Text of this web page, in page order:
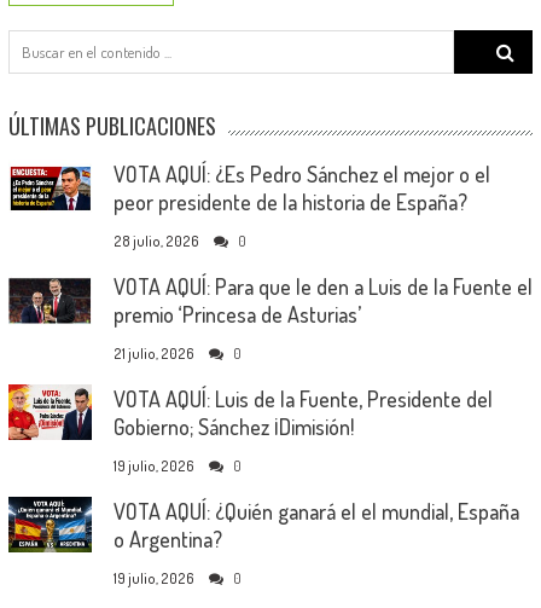
navigation
Search
ÚLTIMAS PUBLICACIONES
VOTA AQUÍ: ¿Es Pedro Sánchez el mejor o el
peor presidente de la historia de España?
28 julio, 2026 0
VOTA AQUÍ: Para que le den a Luis de la Fuente el
premio ‘Princesa de Asturias’
21 julio, 2026 0
VOTA AQUÍ: Luis de la Fuente, Presidente del
Gobierno; Sánchez ¡Dimisión!
19 julio, 2026 0
VOTA AQUÍ: ¿Quién ganará el el mundial, España
o Argentina?
19 julio, 2026 0